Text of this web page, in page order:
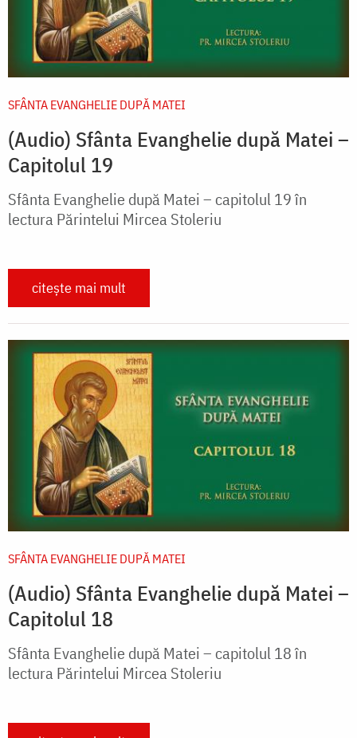
SFÂNTA EVANGHELIE DUPĂ MATEI
(Audio) Sfânta Evanghelie după Matei –
Capitolul 19
Sfânta Evanghelie după Matei – capitolul 19 în
lectura Părintelui Mircea Stoleriu
citește mai mult
SFÂNTA EVANGHELIE DUPĂ MATEI
(Audio) Sfânta Evanghelie după Matei –
Capitolul 18
Sfânta Evanghelie după Matei – capitolul 18 în
lectura Părintelui Mircea Stoleriu